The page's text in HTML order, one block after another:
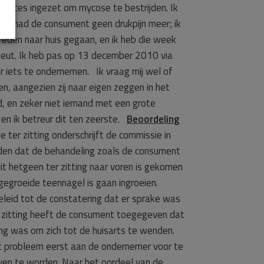
ingezet om mycose te bestrijden. Ik
had de consument geen drukpijn meer; ik
naar huis gegaan, en ik heb die week
Ik heb pas op 13 december 2010 via
iets te ondernemen. Ik vraag mij wel of
aangezien zij naar eigen zeggen in het
en zeker niet iemand met een grote
ik betreur dit ten zeerste. Beoordeling
ter zitting onderschrijft de commissie in
dat de behandeling zoals de consument
hetgeen ter zitting naar voren is gekomen
teennagel is gaan ingroeien.
tot de constatering dat er sprake was
heeft de consument toegegeven dat
was om zich tot de huisarts te wenden.
eerst aan de ondernemer voor te